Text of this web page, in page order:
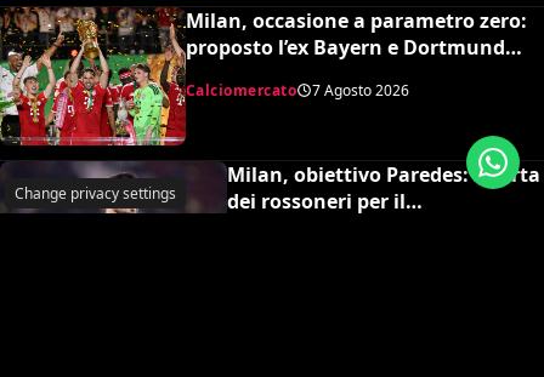
Milan, occasione a parametro zero:
proposto l’ex Bayern e Dortmund
Raphaël Guerreiro per il nuovo
modulo
Calciomercato 7 Agosto 2026
Milan, obiettivo Paredes: offerta
dei rossoneri per il
Change privacy settings